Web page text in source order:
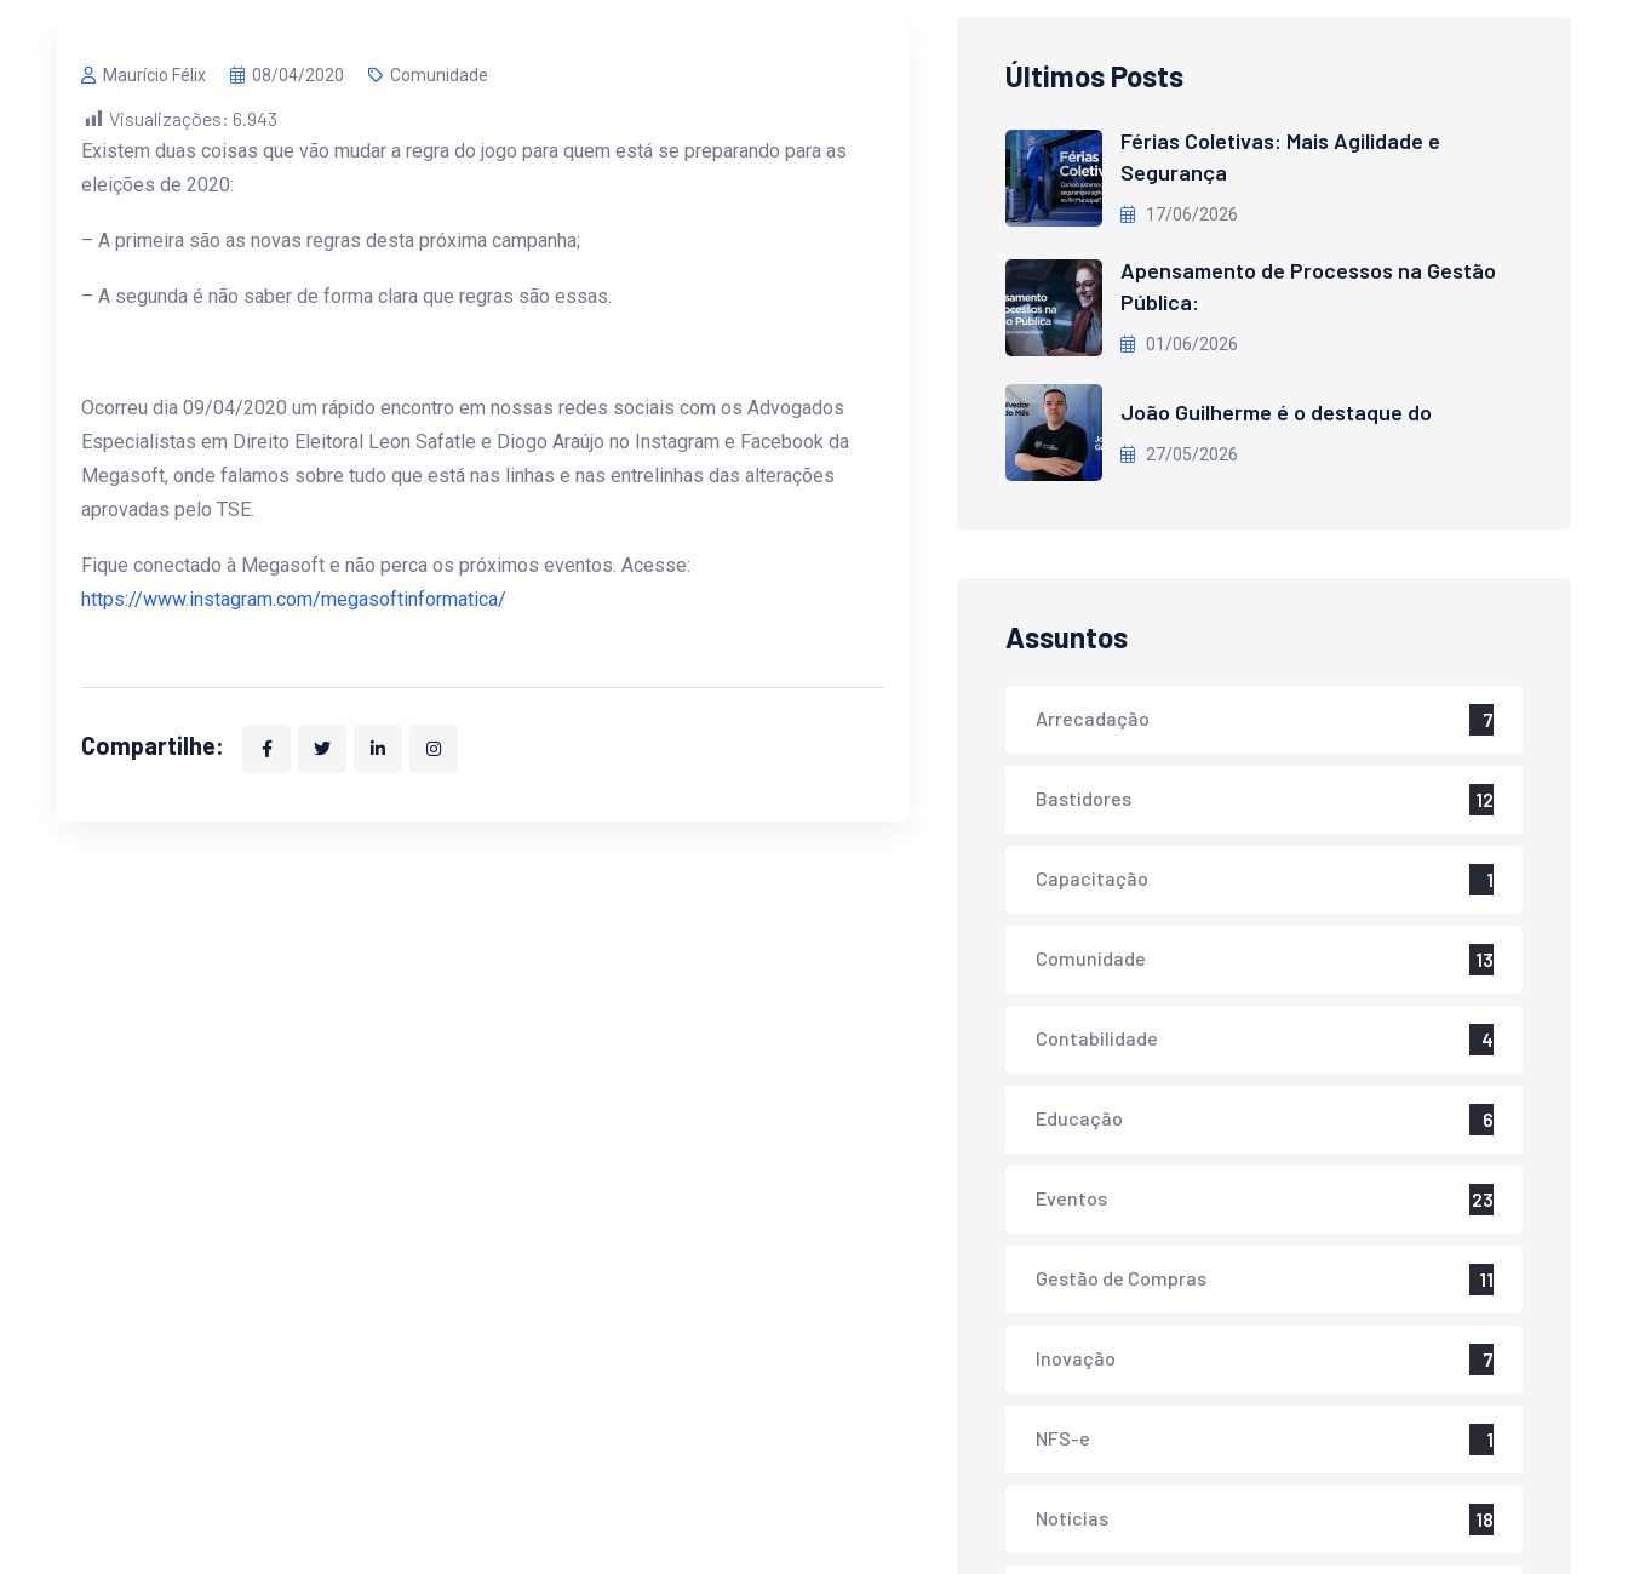
Maurício Félix 08/04/2020 Comunidade
Visualizações: 6.943
Existem duas coisas que vão mudar a regra do jogo para quem está se preparando para as
eleições de 2020:
– A primeira são as novas regras desta próxima campanha;
– A segunda é não saber de forma clara que regras são essas.
Ocorreu dia 09/04/2020 um rápido encontro em nossas redes sociais com os Advogados
Especialistas em Direito Eleitoral Leon Safatle e Diogo Araújo no Instagram e Facebook da
Megasoft, onde falamos sobre tudo que está nas linhas e nas entrelinhas das alterações
aprovadas pelo TSE.
Fique conectado à Megasoft e não perca os próximos eventos. Acesse:
https://www.instagram.com/megasoftinformatica/
Compartilhe:
Últimos Posts
Férias Coletivas: Mais Agilidade e
Segurança
17/06/2026
Apensamento de Processos na Gestão
Pública:
01/06/2026
João Guilherme é o destaque do
27/05/2026
Assuntos
Arrecadação 7
Bastidores 12
Capacitação 1
Comunidade 13
Contabilidade 4
Educação 6
Eventos 23
Gestão de Compras 11
Inovação 7
NFS-e 1
Notícias 18